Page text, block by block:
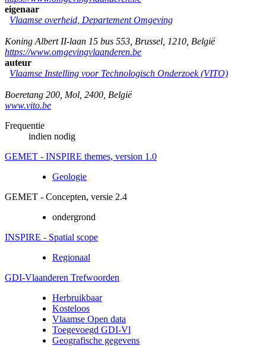
eigenaar
Vlaamse overheid, Departement Omgeving
Koning Albert II-laan 15 bus 553 Brussel 1210 België
https://www.omgevingvlaanderen.be
auteur
Vlaamse Instelling voor Technologisch Onderzoek (VITO)
Boeretang 200 Mol 2400 België
www.vito.be
Frequentie
indien nodig
GEMET - INSPIRE themes, version 1.0
Geologie
GEMET - Concepten, versie 2.4
ondergrond
INSPIRE - Spatial scope
Regionaal
GDI-Vlaanderen Trefwoorden
Herbruikbaar
Kosteloos
Vlaamse Open data
Toegevoegd GDI-Vl
Geografische gegevens